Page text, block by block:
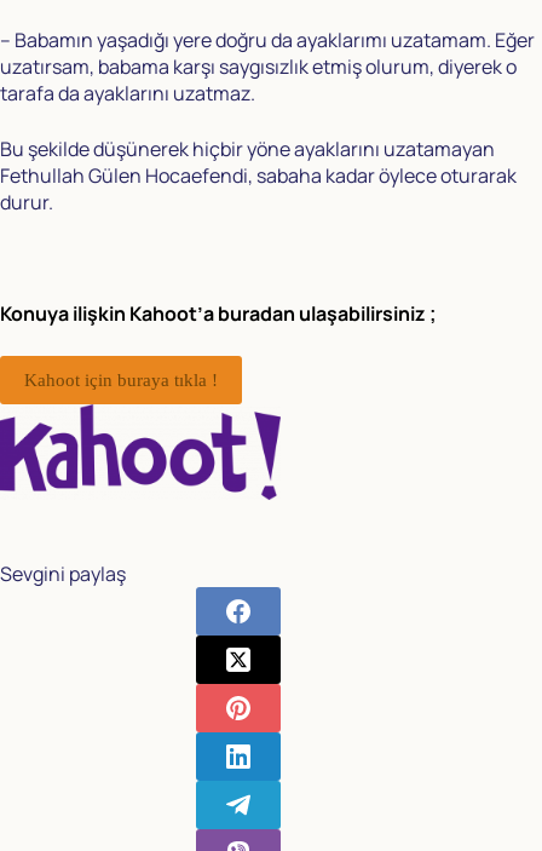
– Babamın yaşadığı yere doğru da ayaklarımı uzatamam. Eğer
uzatırsam, babama karşı saygısızlık etmiş olurum, diyerek o
tarafa da ayaklarını uzatmaz.
Bu şekilde düşünerek hiçbir yöne ayaklarını uzatamayan
Fethullah Gülen Hocaefendi, sabaha kadar öylece oturarak
durur.
Konuya ilişkin Kahoot’a buradan ulaşabilirsiniz ;
Kahoot için buraya tıkla !
Sevgini paylaş